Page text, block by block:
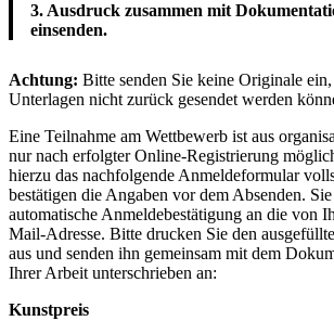
3. Ausdruck zusammen mit
einsenden.
Achtung: Bitte senden Sie keine Originale
Unterlagen nicht zurück gesendet werden
Eine Teilnahme am Wettbewerb ist aus
nur nach erfolgter Online-Registrierung
hierzu das nachfolgende Anmeldeformular
bestätigen die Angaben vor dem Absenden.
automatische Anmeldebestätigung an die von
Mail-Adresse. Bitte drucken Sie den
aus und senden ihn gemeinsam mit dem
Ihrer Arbeit unterschrieben an:
Kunstpreis